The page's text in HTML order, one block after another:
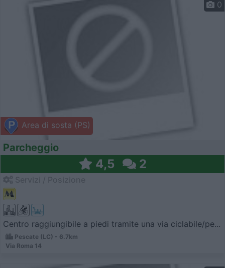
Area di sosta (PS)
0
Parcheggio
4,5 2
Centro raggiungibile a piedi tramite una via ciclabile/pe...
Pescate (LC) - 6.7km
Via Roma 14